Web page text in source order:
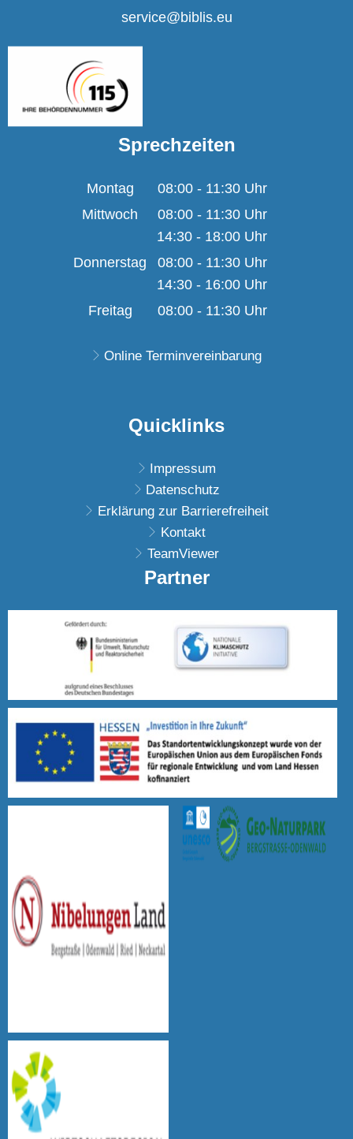
service@biblis.eu
Sprechzeiten
Montag 08:00- 11:30Uhr
Von 08:00 bis 11:30
Mittwoch 08:00- 11:30Uhr
Von 08:00 bis 11:30
14:30 - 18:00 Uhr
Von 14:30 bis 18:00
Donnerstag 08:00- 11:30Uhr
Von 08:00 bis 11:30
14:30 - 16:00 Uhr
Von 14:30 bis 16:00
Freitag 08:00- 11:30Uhr
Online Terminvereinbarung
Quicklinks
Impressum
Datenschutz
Erklärung zur Barrierefreiheit
Kontakt
TeamViewer
Partner